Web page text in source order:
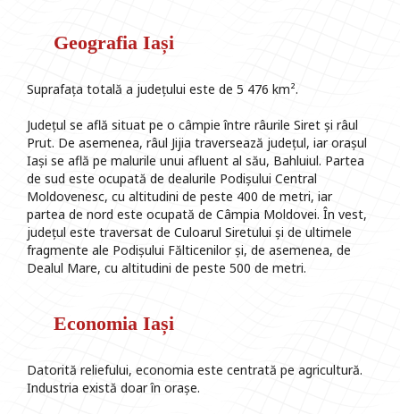
Geografia Iași
Suprafața totală a județului este de 5 476 km².
Județul se află situat pe o câmpie între râurile Siret și râul
Prut. De asemenea, râul Jijia traversează județul, iar orașul
Iași se află pe malurile unui afluent al său, Bahluiul. Partea
de sud este ocupată de dealurile Podișului Central
Moldovenesc, cu altitudini de peste 400 de metri, iar
partea de nord este ocupată de Câmpia Moldovei. În vest,
județul este traversat de Culoarul Siretului și de ultimele
fragmente ale Podișului Fălticenilor și, de asemenea, de
Dealul Mare, cu altitudini de peste 500 de metri.
Economia Iași
Datorită reliefului, economia este centrată pe agricultură.
Industria există doar în orașe.